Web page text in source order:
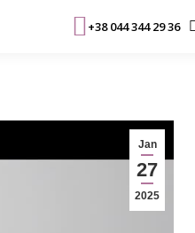
+38 044 344 29 36
Jan
27
2025